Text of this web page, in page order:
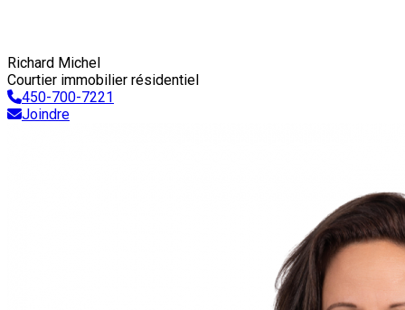
Richard Michel
Courtier immobilier résidentiel
450-700-7221
Joindre